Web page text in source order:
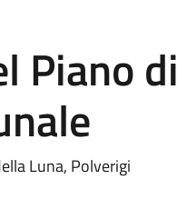
Piano di
Luna, Polverigi